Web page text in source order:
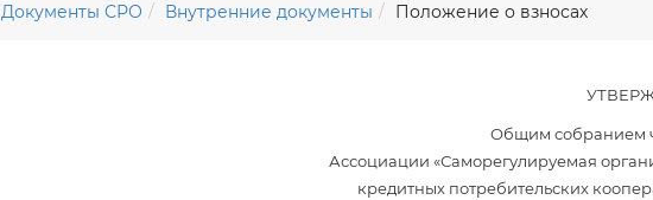
Документы СРО Внутренние документы Положение о взносах
Общим собранием
Ассоциации «Саморегулируемая
кредитных потребительских